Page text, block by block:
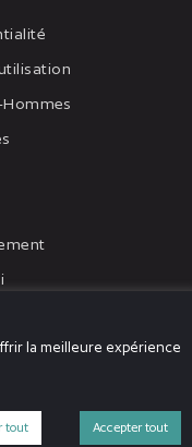
Hommes
la meilleure expérience
tout Accepter tout